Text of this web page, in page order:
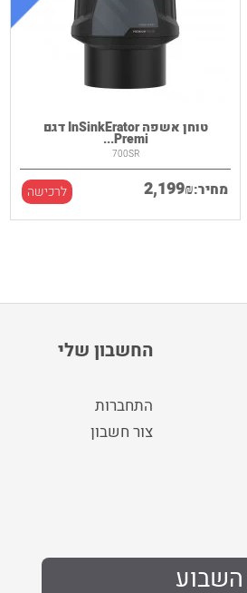
טוחן אשפה InSinkErator דגם
Premi...
700SR
מחיר: 2,199₪ לרכישה
החשבון שלי
התחברות
צור חשבון